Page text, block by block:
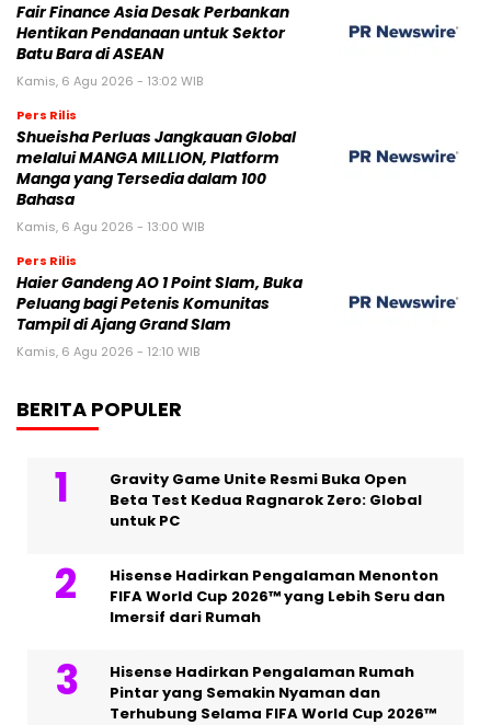
Fair Finance Asia Desak Perbankan
Hentikan Pendanaan untuk Sektor
Batu Bara di ASEAN
Kamis, 6 Agu 2026 - 13:02 WIB
Pers Rilis
Shueisha Perluas Jangkauan Global
melalui MANGA MILLION, Platform
Manga yang Tersedia dalam 100
Bahasa
Kamis, 6 Agu 2026 - 13:00 WIB
Pers Rilis
Haier Gandeng AO 1 Point Slam, Buka
Peluang bagi Petenis Komunitas
Tampil di Ajang Grand Slam
Kamis, 6 Agu 2026 - 12:10 WIB
BERITA POPULER
Gravity Game Unite Resmi Buka Open
Beta Test Kedua Ragnarok Zero: Global
untuk PC
Hisense Hadirkan Pengalaman Menonton
FIFA World Cup 2026™ yang Lebih Seru dan
Imersif dari Rumah
Hisense Hadirkan Pengalaman Rumah
Pintar yang Semakin Nyaman dan
Terhubung Selama FIFA World Cup 2026™